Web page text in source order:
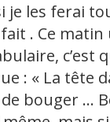
je les ferai
fait . Ce
c’est
: « La tête
bouger …